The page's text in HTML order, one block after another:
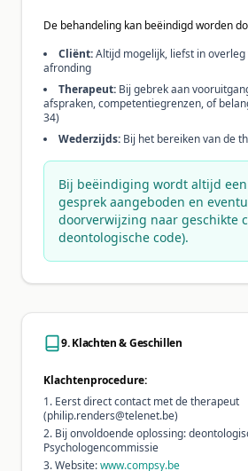
De behandeling kan beëindigd worden
Cliënt:Altijd mogelijk, liefst in
afronding
Therapeut: Bij gebrek aan
afspraken, competentiegrenzen, of
34)
Wederzijds: Bij het bereiken van de
Bij beëindiging wordt altijd
gesprek aangeboden en
doorverwijzing naar geschikte
deontologische code).
9. Klachten & Geschillen
Klachtenprocedure:
Eerst direct contact met de therapeut
(philip.renders@telenet.be)
Bij onvoldoende oplossing:
Psychologencommissie
Website:www.compsy.be